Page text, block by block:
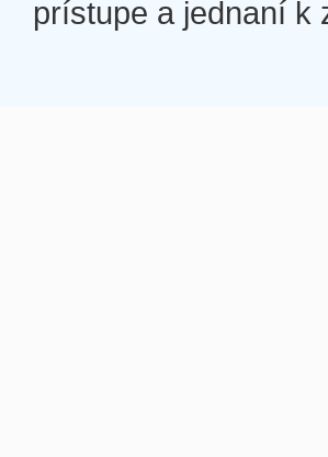
prístupe a jednaní k